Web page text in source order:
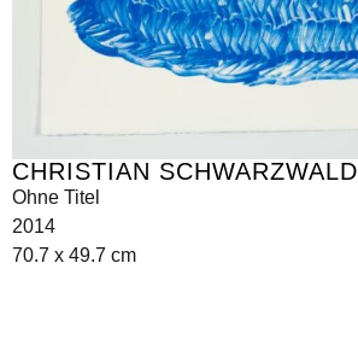
CHRISTIAN SCHWARZWALD
Ohne Titel
2014
70.7 x 49.7 cm